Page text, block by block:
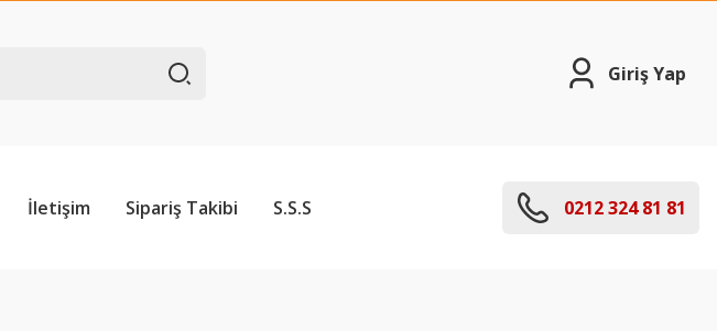
Giriş Yap
İletişim Sipariş Takibi S.S.S 0212 324 81 81